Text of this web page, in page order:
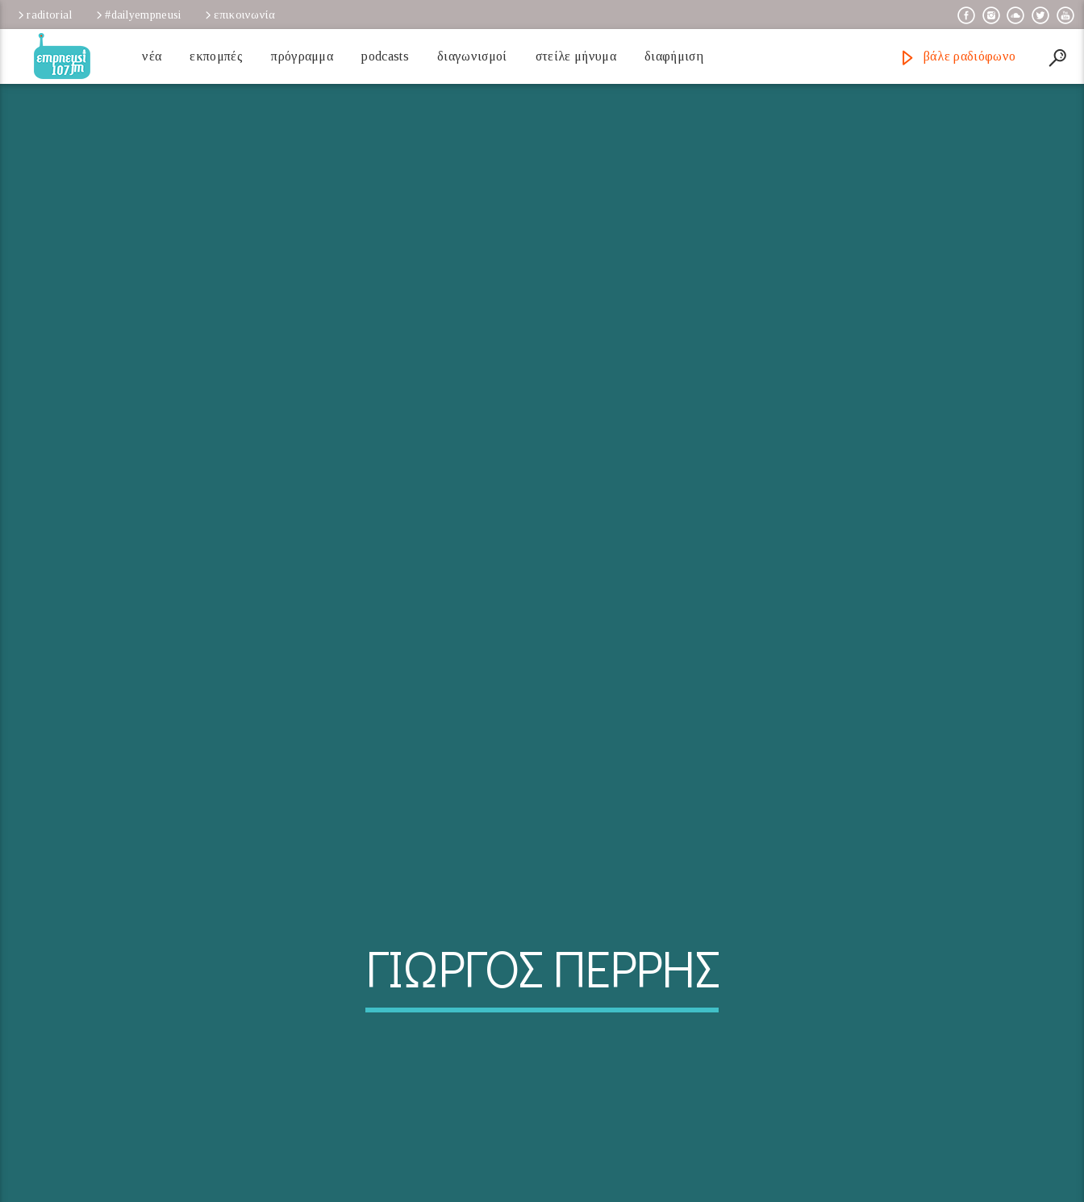
raditorial #dailyempneusi επικοινωνία
νέα εκπομπές πρόγραμμα podcasts διαγωνισμοί στείλε μήνυμα διαφήμιση βάλε ραδιόφωνο
ΓΙΩΡΓΟΣ ΠΕΡΡΗΣ